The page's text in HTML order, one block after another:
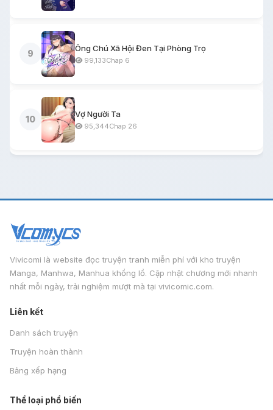
9
Ông Chú Xã Hội Đen Tại Phòng Trọ
99,133Chap 6
10
Vợ Người Ta
95,344Chap 26
Vivicomi là website đọc truyện tranh miễn phí với kho truyện
Manga, Manhwa, Manhua khổng lồ. Cập nhật chương mới nhanh
nhất mỗi ngày, trải nghiệm mượt mà tại vivicomic.com.
Liên kết
Danh sách truyện
Truyện hoàn thành
Bảng xếp hạng
Thể loại phổ biến